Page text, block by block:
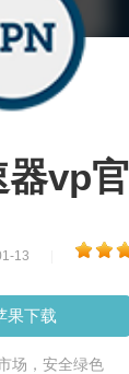
vp
13
果下载
场，安全绿色